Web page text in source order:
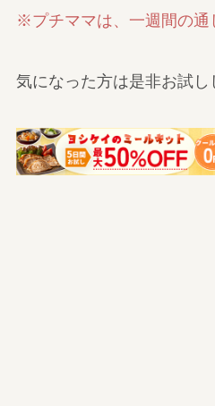
※プチママは、一週間の通
気になった方は是非お試し